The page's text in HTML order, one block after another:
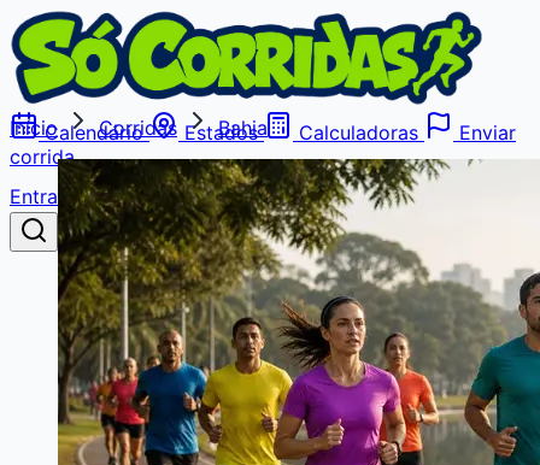
Calendário Estados Calculadoras
Enviar
corrida
Entrar
Buscar
Início Corridas Bahia